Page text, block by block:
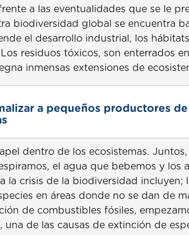
a las eventualidades que se le
biodiversidad global se encuentra
el desarrollo industrial, los
residuos tóxicos, son enterrados
inmensas extensiones de
a pequeños productores
dentro de los ecosistemas.
el agua que bebemos y los
la crisis de la biodiversidad incluyen;
en áreas donde no se dan de
de combustibles fósiles,
de las causas de extinción de